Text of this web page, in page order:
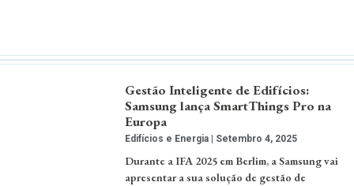
Gestão Inteligente de Edifícios:
Samsung lança SmartThings Pro na
Europa
Edifícios e Energia Setembro 4, 2025
Durante a IFA 2025 em Berlim, a Samsung vai
apresentar a sua solução de gestão de